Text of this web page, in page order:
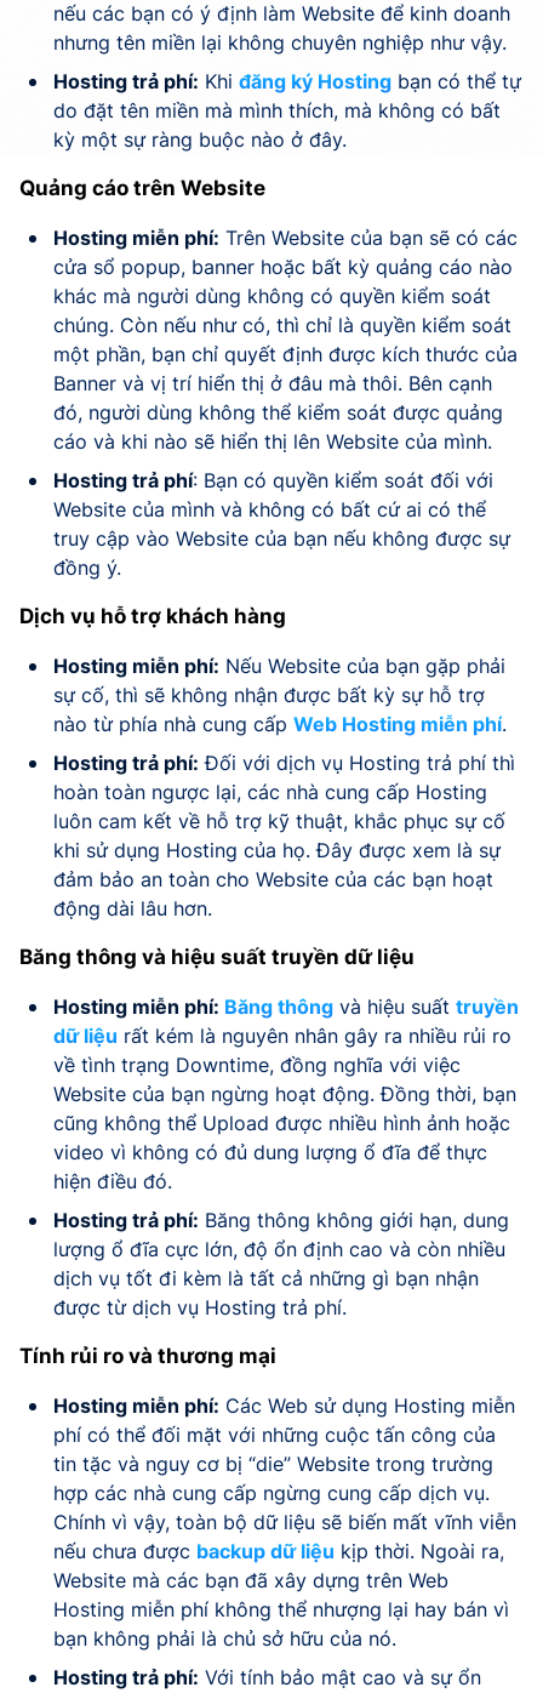
nếu các bạn có ý định làm Website để kinh doanh
nhưng tên miền lại không chuyên nghiệp như vậy.
Hosting trả phí: Khi đăng ký Hosting bạn có thể tự
do đặt tên miền mà mình thích, mà không có bất
kỳ một sự ràng buộc nào ở đây.
Quảng cáo trên Website
Hosting miễn phí: Trên Website của bạn sẽ có các
cửa sổ popup, banner hoặc bất kỳ quảng cáo nào
khác mà người dùng không có quyền kiểm soát
chúng. Còn nếu như có, thì chỉ là quyền kiểm soát
một phần, bạn chỉ quyết định được kích thước của
Banner và vị trí hiển thị ở đâu mà thôi. Bên cạnh
đó, người dùng không thể kiểm soát được quảng
cáo và khi nào sẽ hiển thị lên Website của mình.
Hosting trả phí: Bạn có quyền kiểm soát đối với
Website của mình và không có bất cứ ai có thể
truy cập vào Website của bạn nếu không được sự
đồng ý.
Dịch vụ hỗ trợ khách hàng
Hosting miễn phí: Nếu Website của bạn gặp phải
sự cố, thì sẽ không nhận được bất kỳ sự hỗ trợ
nào từ phía nhà cung cấp Web Hosting miễn phí.
Hosting trả phí: Đối với dịch vụ Hosting trả phí thì
hoàn toàn ngược lại, các nhà cung cấp Hosting
luôn cam kết về hỗ trợ kỹ thuật, khắc phục sự cố
khi sử dụng Hosting của họ. Đây được xem là sự
đảm bảo an toàn cho Website của các bạn hoạt
động dài lâu hơn.
Băng thông và hiệu suất truyền dữ liệu
Hosting miễn phí: Băng thông và hiệu suất truyền
dữ liệu rất kém là nguyên nhân gây ra nhiều rủi ro
về tình trạng Downtime, đồng nghĩa với việc
Website của bạn ngừng hoạt động. Đồng thời, bạn
cũng không thể Upload được nhiều hình ảnh hoặc
video vì không có đủ dung lượng ổ đĩa để thực
hiện điều đó.
Hosting trả phí: Băng thông không giới hạn, dung
lượng ổ đĩa cực lớn, độ ổn định cao và còn nhiều
dịch vụ tốt đi kèm là tất cả những gì bạn nhận
được từ dịch vụ Hosting trả phí.
Tính rủi ro và thương mại
Hosting miễn phí: Các Web sử dụng Hosting miễn
phí có thể đối mặt với những cuộc tấn công của
tin tặc và nguy cơ bị “die” Website trong trường
hợp các nhà cung cấp ngừng cung cấp dịch vụ.
Chính vì vậy, toàn bộ dữ liệu sẽ biến mất vĩnh viễn
nếu chưa được backup dữ liệu kịp thời. Ngoài ra,
Website mà các bạn đã xây dựng trên Web
Hosting miễn phí không thể nhượng lại hay bán vì
bạn không phải là chủ sở hữu của nó.
Hosting trả phí: Với tính bảo mật cao và sự ổn